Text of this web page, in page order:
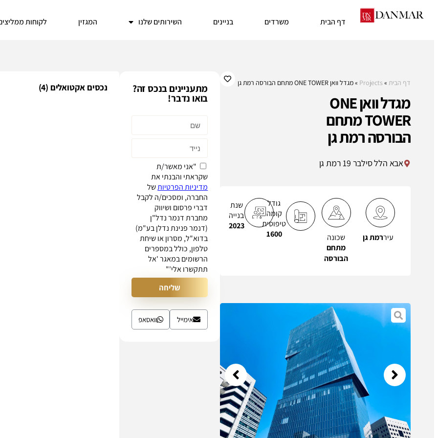
דף הבית משרדים בניינים השירותים שלנו המגזין לקוחות
דף הבית »
Projects
»מגדל וואן ONE TOWER מתחם הבורסה רמת גן
מגדל וואן ONE
TOWER מתחם
הבורסה רמת גן
אבא הלל סילבר 19 רמת גן
עיררמת גן
שכונה
מתחם
הבורסה
גודל
קומה
טיפוסית
1600
שנת
בנייה
2023
מתעניינים בנכס זה?
בואו נדבר!
"אני מאשר/ת
שקראתי והבנתי את
מדיניות הפרטיותשל
החברה, ומסכים/ה לקבל
דברי פרסום ושיווק
מחברת דנמר נדל"ן
(דנמר פנינת נדלן בע"מ)
בדוא"ל, מסרון או שיחת
טלפון, כולל במספרים
הרשומים במאגר 'אל
תתקשרו אלי'"
שליחה
אימייל וואסאפ
נכסים אקטואלים (4
)